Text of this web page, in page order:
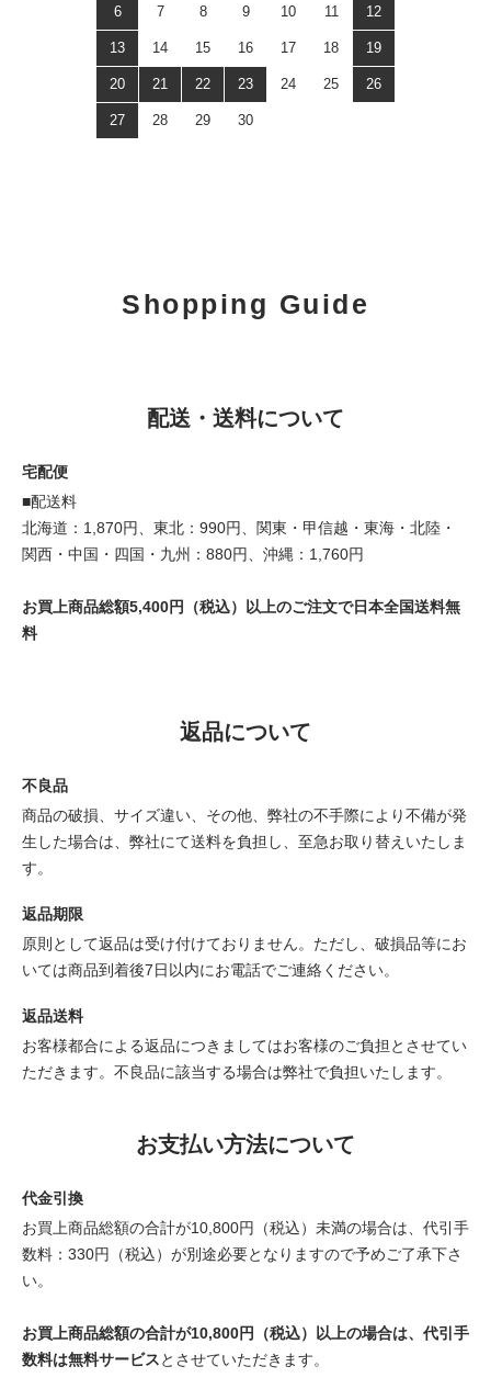
6 7 8 9 10 11 12
13 14 15 16 17 18 19
20 21 22 23 24 25 26
27 28 29 30
Shopping Guide
配送・送料について
宅配便
■配送料
北海道：1,870円、東北：990円、関東・甲信越・東海・北陸・
関西・中国・四国・九州：880円、沖縄：1,760円
お買上商品総額5,400円（税込）以上のご注文で日本全国送料無
料
返品について
不良品
商品の破損、サイズ違い、その他、弊社の不手際により不備が発
生した場合は、弊社にて送料を負担し、至急お取り替えいたしま
す。
返品期限
原則として返品は受け付けておりません。ただし、破損品等にお
いては商品到着後7日以内にお電話でご連絡ください。
返品送料
お客様都合による返品につきましてはお客様のご負担とさせてい
ただきます。不良品に該当する場合は弊社で負担いたします。
お支払い方法について
代金引換
お買上商品総額の合計が10,800円（税込）未満の場合は、代引手
数料：330円（税込）が別途必要となりますので予めご了承下さ
い。
お買上商品総額の合計が10,800円（税込）以上の場合は、代引手
数料は無料サービスとさせていただきます。